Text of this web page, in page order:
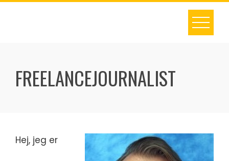
Skip
FREELANCEJOURNALIST
Hej, jeg er